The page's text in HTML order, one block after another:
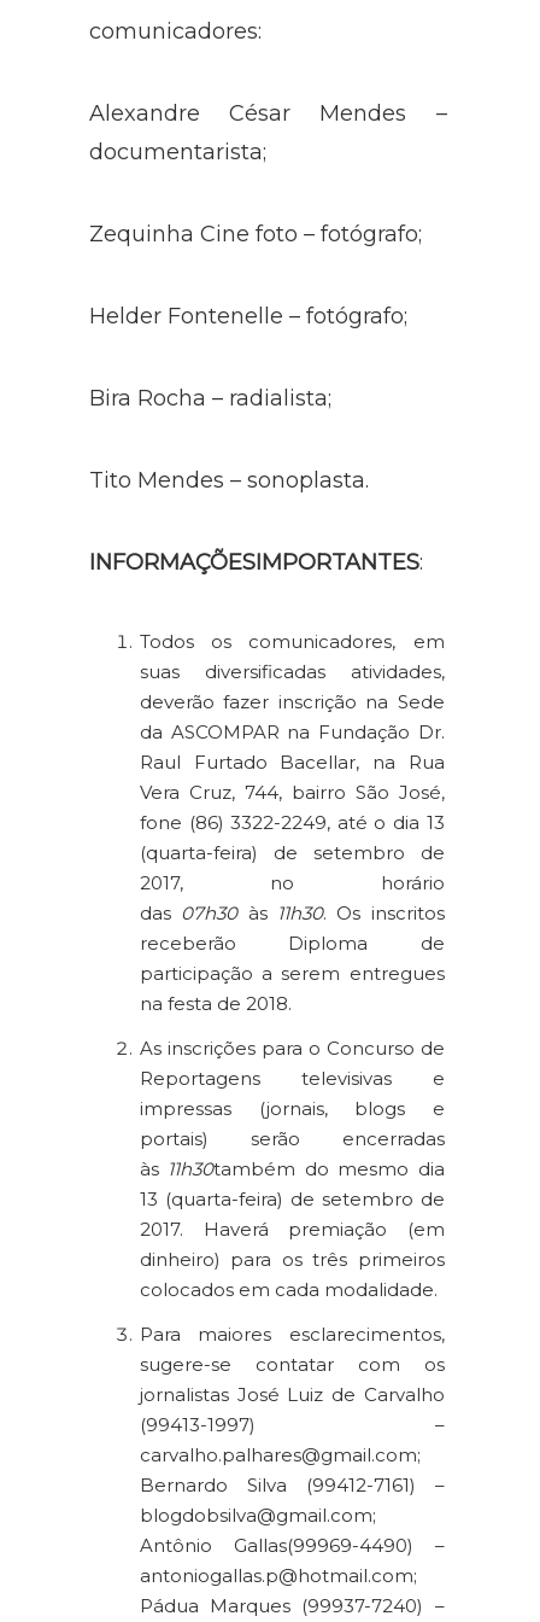
comunicadores:
Alexandre César Mendes –
documentarista;
Zequinha Cine foto – fotógrafo;
Helder Fontenelle – fotógrafo;
Bira Rocha – radialista;
Tito Mendes – sonoplasta.
INFORMAÇÕESIMPORTANTES:
Todos os comunicadores, em
suas diversificadas atividades,
deverão fazer inscrição na Sede
da ASCOMPAR na Fundação Dr.
Raul Furtado Bacellar, na Rua
Vera Cruz, 744, bairro São José,
fone (86) 3322-2249, até o dia 13
(quarta-feira) de setembro de
2017, no horário
das 07h30às 11h30. Os inscritos
receberão Diploma de
participação a serem entregues
na festa de 2018.
As inscrições para o Concurso de
Reportagens televisivas e
impressas (jornais, blogs e
portais) serão encerradas
às 11h30também do mesmo dia
13 (quarta-feira) de setembro de
2017. Haverá premiação (em
dinheiro) para os três primeiros
colocados em cada modalidade.
Para maiores esclarecimentos,
sugere-se contatar com os
jornalistas José Luiz de Carvalho
(99413-1997) –
carvalho.palhares@gmail.com;
Bernardo Silva (99412-7161) –
blogdobsilva@gmail.com;
Antônio Gallas(99969-4490) –
antoniogallas.p@hotmail.com;
Pádua Marques (99937-7240) –